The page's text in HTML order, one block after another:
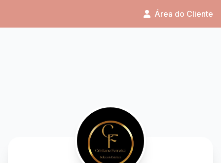
Área do Cliente